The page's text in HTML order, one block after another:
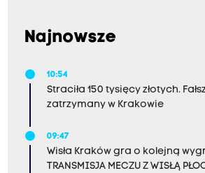
Najnowsze
10:54
Straciła 150 tysięcy złotych.
zatrzymany w Krakowie
09:47
Wisła Kraków gra o kolejną
TRANSMISJA MECZU Z WISŁĄ